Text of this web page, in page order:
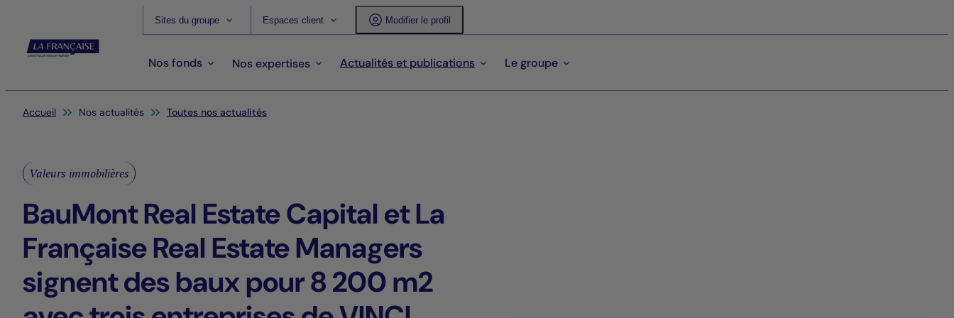
Sites du groupe Espaces client Modifier le profil
Nos fonds Nos expertises Actualités et publications Le groupe
Vous êtes ici:
Accueil Nos actualités Toutes nos actualités
Valeurs immobilières
BauMont Real Estate Capital et La
Française Real Estate Managers
signent des baux pour 8 200 m2